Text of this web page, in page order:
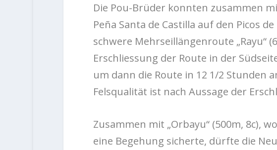
Die Pou-Brüder konnten zusammen
Peña Santa de Castilla auf den Picos
schwere Mehrseillängenroute „Rayu“
Erschliessung der Route in der
um dann die Route in 12 1/2 Stunden
Felsqualität ist nach Aussage der
Zusammen mit „Orbayu“ (500m, 8c),
eine Begehung sicherte, dürfte die